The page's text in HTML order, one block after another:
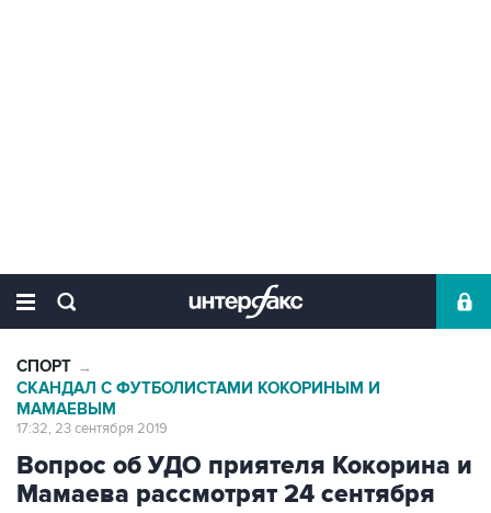
СПОРТ →
СКАНДАЛ С ФУТБОЛИСТАМИ КОКОРИНЫМ И
МАМАЕВЫМ
17:32, 23 сентября 2019
Вопрос об УДО приятеля Кокорина и
Мамаева рассмотрят 24 сентября